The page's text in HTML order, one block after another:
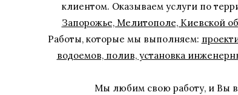
клиентом. Оказываем услуги по
Запорожье, Мелитополе, Киевской
Работы, которые мы выполняем:
водоемов, полив, установка
Мы любим свою работу, и Вы в